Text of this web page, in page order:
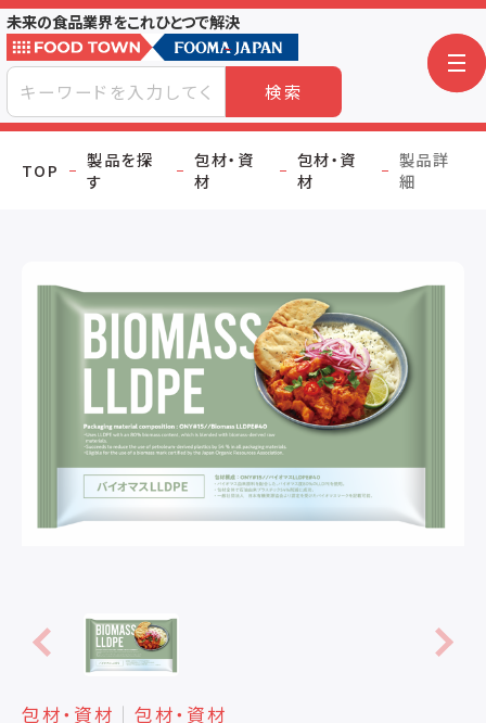
未来の食品業界をこれひとつで解決
検索
TOP
製品を探
す
包材・資
材
包材・資
材
製品詳
細
包材・資材 │包材・資材